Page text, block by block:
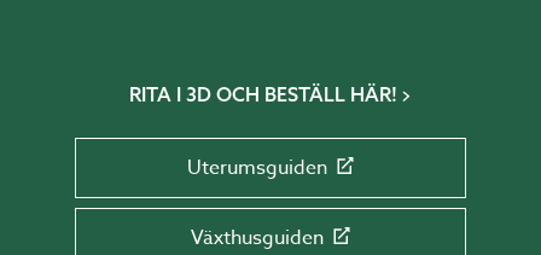
RITA I 3D OCH BESTÄLL HÄR!
Uterumsguiden
Växthusguiden